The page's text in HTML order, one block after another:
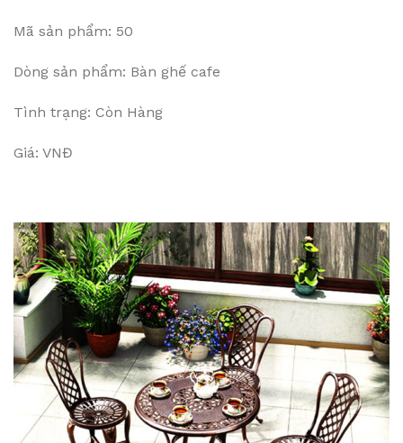
Mã sản phẩm: 50
Dòng sản phẩm: Bàn ghế cafe
Tình trạng: Còn Hàng
Giá: VNĐ